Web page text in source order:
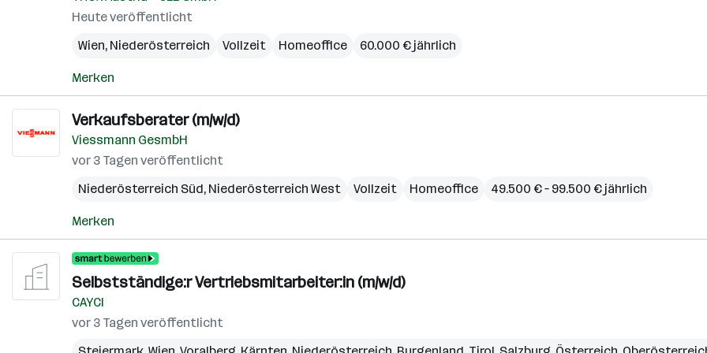
Heute veröffentlicht
Wien, Niederösterreich Vollzeit Homeoffice 60.000 € jährlich
Merken
Verkaufsberater (m/w/d)
Viessmann GesmbH
vor 3 Tagen veröffentlicht
Niederösterreich Süd, Niederösterreich West Vollzeit Homeoffice 49.500 € – 99.500 € jährlich
Merken
Selbstständige:r Vertriebsmitarbeiter:in (m/w/d)
CAYCI
vor 3 Tagen veröffentlicht